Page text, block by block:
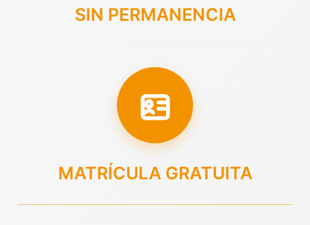
SIN PERMANENCIA
MATRÍCULA GRATUITA